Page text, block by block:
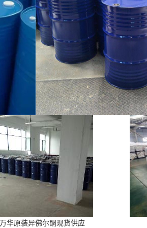
万华原装异佛尔酮现货供应